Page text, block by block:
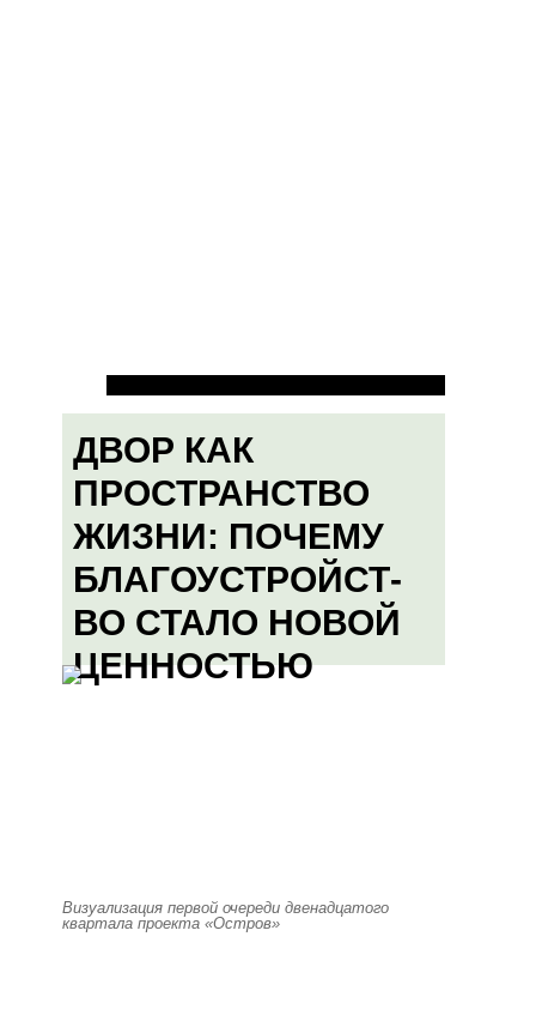
ДВОР КАК
ПРОСТРАНСТВО
ЖИЗНИ: ПОЧЕМУ
БЛАГОУСТРОЙСТ-
ВО СТАЛО НОВОЙ
ЦЕННОСТЬЮ
Визуализация первой очереди двенадцатого
квартала проекта «Остров»